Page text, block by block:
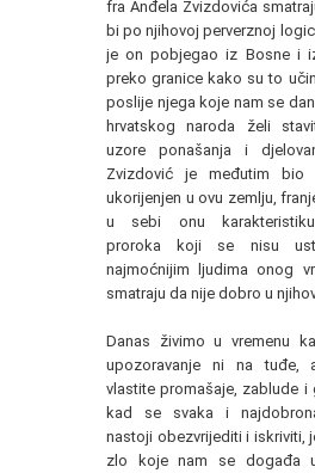
fra Anđela Zvizdovića
bi po njihovoj perverznoj
je on pobjegao iz Bosne i
preko granice kako su to
poslije njega koje nam se
hrvatskog naroda želi
uzore ponašanja i
Zvizdović je međutim bio
ukorijenjen u ovu zemlju,
u sebi onu karakteristiku
proroka koji se nisu
najmoćnijim ljudima onog
smatraju da nije dobro u
Danas živimo u vremenu
upozoravanje ni na tuđe,
vlastite promašaje, zablude i
kad se svaka i
nastoji obezvrijediti i iskriviti,
zlo koje nam se događa